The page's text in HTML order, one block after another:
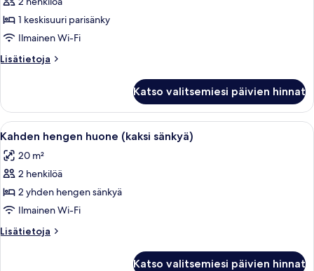
Huone,
1
keskisuuri
parisänky
kuvat
1 keskisuuri parisänky
Ilmainen Wi-Fi
Lisätietoja
Lisätietoja
keskisuuri
parisänky
Katso valitsemiesi päivien hinnat
Avaa
kaikki
huonetyypin
Kahden
hengen
huone
(kaksi
sänkyä)
Hotellihuone, jossa on kaksi erillistä
5
Kahden hengen huone (kaksi sänkyä)
20 m²
2 henkilöä
2 yhden hengen sänkyä
Ilmainen Wi-Fi
Lisätietoja
Lisätietoja
Katso valitsemiesi päivien hinnat